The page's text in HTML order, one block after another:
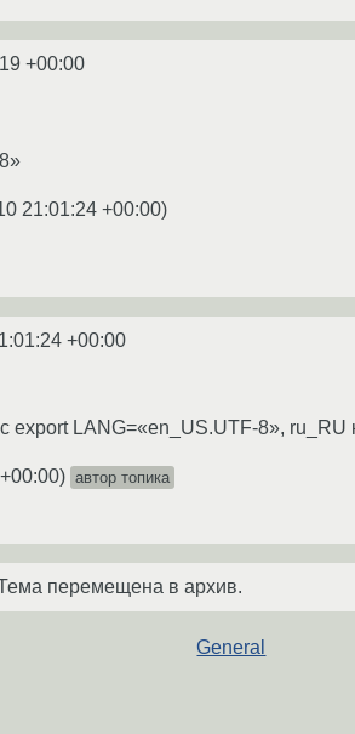
+00:00
21:01:24 +00:00)
+00:00
export LANG=«en_US.UTF-8», ru_RU
) автор топика
перемещена в архив.
General